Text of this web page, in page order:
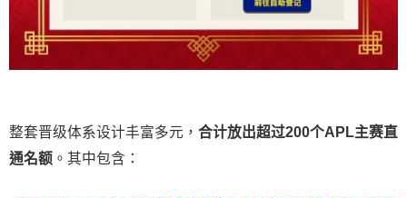
整套晋级体系设计丰富多元， 合计放出超过200个APL主赛直
通名额 。其中包含：